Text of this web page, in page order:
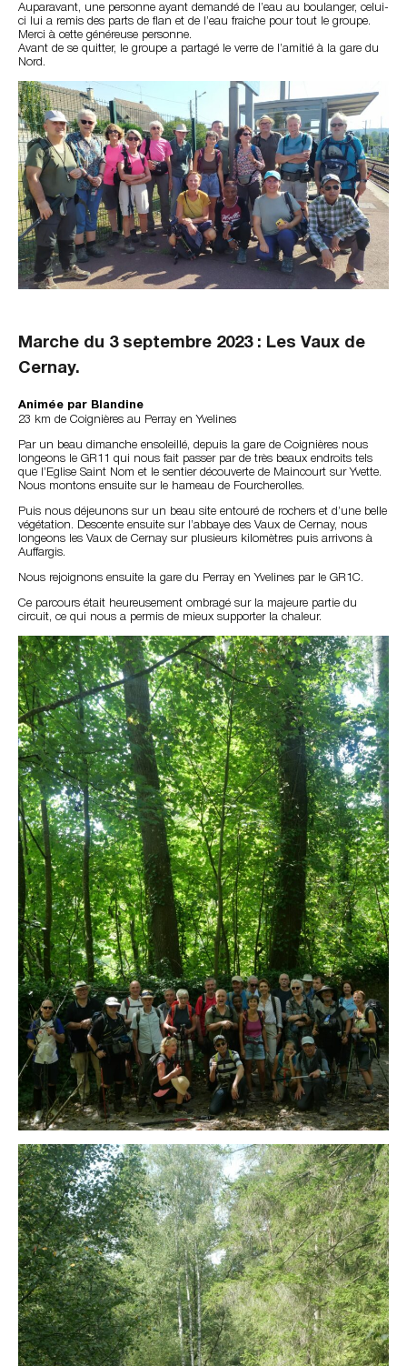
Auparavant, une personne ayant demandé de l’eau au boulanger, celui-
ci lui a remis des parts de flan et de l’eau fraiche pour tout le groupe.
Merci à cette généreuse personne.
Avant de se quitter, le groupe a partagé le verre de l’amitié à la gare du
Nord.
Marche du 3 septembre 2023 : Les Vaux de
Cernay.
Animée par Blandine
23 km de Coignières au Perray en Yvelines
Par un beau dimanche ensoleillé, depuis la gare de Coignières nous
longeons le GR11 qui nous fait passer par de très beaux endroits tels
que l’Eglise Saint Nom et le sentier découverte de Maincourt sur Yvette.
Nous montons ensuite sur le hameau de Fourcherolles.
Puis nous déjeunons sur un beau site entouré de rochers et d’une belle
végétation. Descente ensuite sur l’abbaye des Vaux de Cernay, nous
longeons les Vaux de Cernay sur plusieurs kilomètres puis arrivons à
Auffargis.
Nous rejoignons ensuite la gare du Perray en Yvelines par le GR1C.
Ce parcours était heureusement ombragé sur la majeure partie du
circuit, ce qui nous a permis de mieux supporter la chaleur.